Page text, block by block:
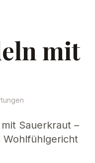
mit
Sauerkraut –
Wohlfühlgericht